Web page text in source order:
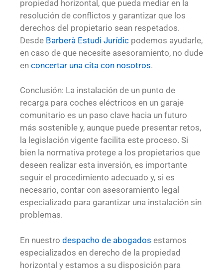
propiedad horizontal, que pueda mediar en la
resolución de conflictos y garantizar que los
derechos del propietario sean respetados.
Desde Barberà Estudi Jurídic podemos ayudarle,
en caso de que necesite asesoramiento, no dude
en concertar una cita con nosotros.
Conclusión: La instalación de un punto de
recarga para coches eléctricos en un garaje
comunitario es un paso clave hacia un futuro
más sostenible y, aunque puede presentar retos,
la legislación vigente facilita este proceso. Si
bien la normativa protege a los propietarios que
deseen realizar esta inversión, es importante
seguir el procedimiento adecuado y, si es
necesario, contar con asesoramiento legal
especializado para garantizar una instalación sin
problemas.
En nuestro despacho de abogados estamos
especializados en derecho de la propiedad
horizontal y estamos a su disposición para